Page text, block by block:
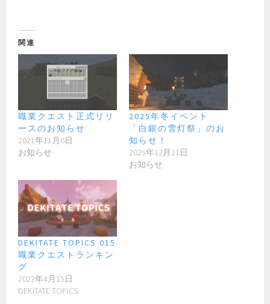
関連
職業クエスト正式リリ
ースのお知らせ
2021年11月6日
お知らせ
2025年冬イベント
「白銀の雪灯祭」のお
知らせ！
2025年12月21日
お知らせ
DEKITATE TOPICS 015
職業クエストランキン
グ
2022年4月15日
DEKITATE TOPICS